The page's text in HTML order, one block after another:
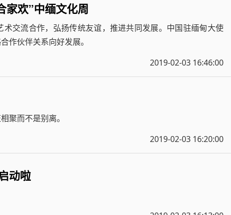
欢”中缅文化周
交流合作，弘扬传统友谊，推进共同发展。中国驻缅甸大使
作伙伴关系向好发展。
2019-02-03 16:46:00
聚而不是别离。
2019-02-03 16:20:00
动啦